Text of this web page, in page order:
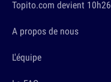
Topito.com devient 10h26
A propos de nous
L'équipe